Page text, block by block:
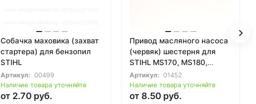
Собачка маховика (захват
стартера) для бензопил
STIHL
Артикул:
00499
Наличие товара уточняйте
от 2.70 руб.
Привод масляного насоса
(червяк) шестерня для
STIHL MS170, MS180,
MS210, MS230, MS250
Артикул:
01452
Наличие товара уточняйте
от 8.50 руб.